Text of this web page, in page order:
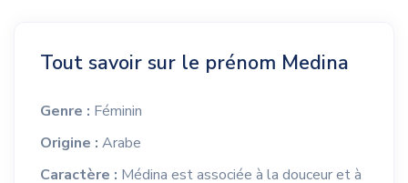
Tout savoir sur le prénom Medina
Genre : Féminin
Origine : Arabe
Caractère : Médina est associée à la douceur et à